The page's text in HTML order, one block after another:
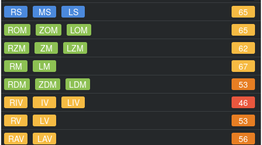
RS
MS LS
65
ROM
ZOM LOM
65
RZM
ZM LZM
62
RM
LM
67
RDM
ZDM LDM
53
RIV
IV LIV
46
RV
LV
53
RAV
LAV
56